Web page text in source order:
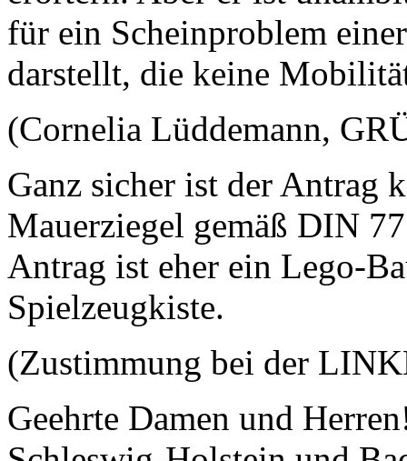
für ein Scheinproblem
darstellt, die keine
(Cornelia Lüddemann,
Ganz sicher ist der Antrag
Mauerziegel gemäß DIN
Antrag ist eher ein Lego-
Spielzeugkiste.
(Zustimmung bei der
Geehrte Damen und